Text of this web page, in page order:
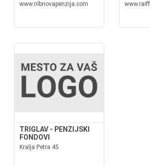
www.nlbnovapenzija.com
TRIGLAV - PENZIJSKI
FONDOVI
Kralja Petra 45